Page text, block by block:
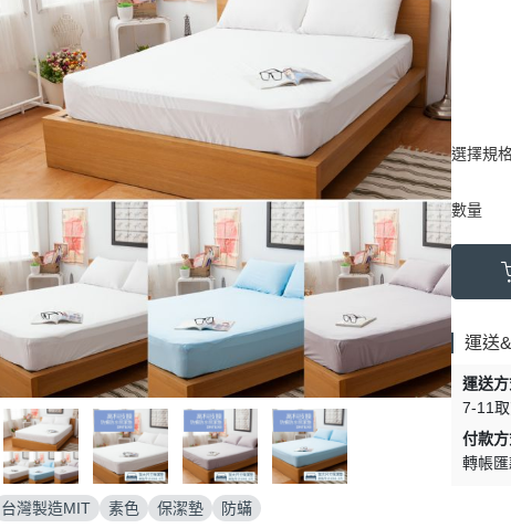
台灣製造MIT 素色 保潔墊 防蟎
選擇規
數量
運送
運送
7-11
付款
轉帳